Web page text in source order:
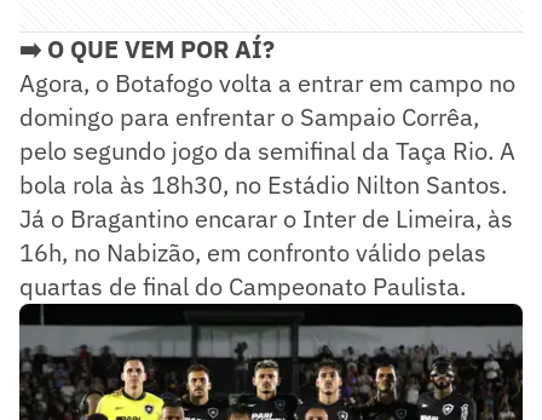
➡️ O QUE VEM POR AÍ?
Agora, o Botafogo volta a entrar em campo no
domingo para enfrentar o Sampaio Corrêa,
pelo segundo jogo da semifinal da Taça Rio. A
bola rola às 18h30, no Estádio Nilton Santos.
Já o Bragantino encarar o Inter de Limeira, às
16h, no Nabizão, em confronto válido pelas
quartas de final do Campeonato Paulista.